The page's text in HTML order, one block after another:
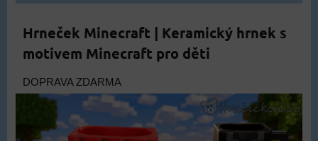
Hrneček Minecraft | Keramický hrnek s
motivem Minecraft pro děti
DOPRAVA ZDARMA